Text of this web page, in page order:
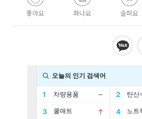
좋아요 화나요 슬퍼요